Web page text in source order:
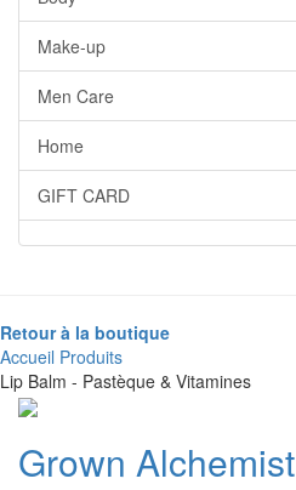
Make-up
Men Care
Home
GIFT CARD
Retour à la boutique
Accueil Produits
Lip Balm - Pastèque & Vitamines
Grown Alchemist